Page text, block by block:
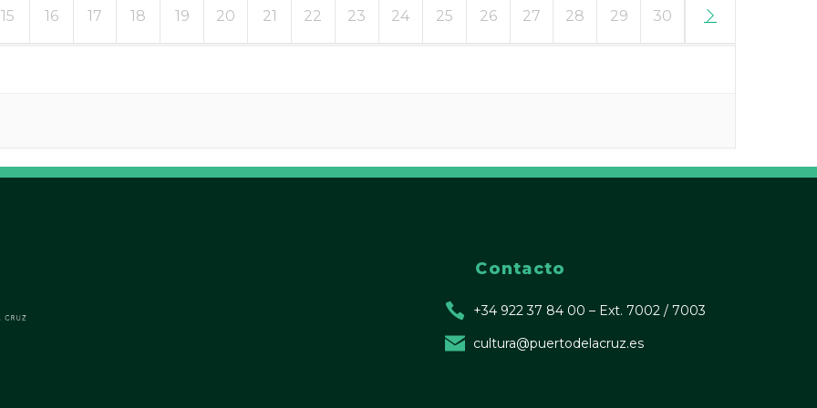
15 16 17 18 19 20 21 22 23 24 25 26 27 28 29 30 31
Contacto
+34 922 37 84 00 – Ext. 7002 / 7003
cultura@puertodelacruz.es